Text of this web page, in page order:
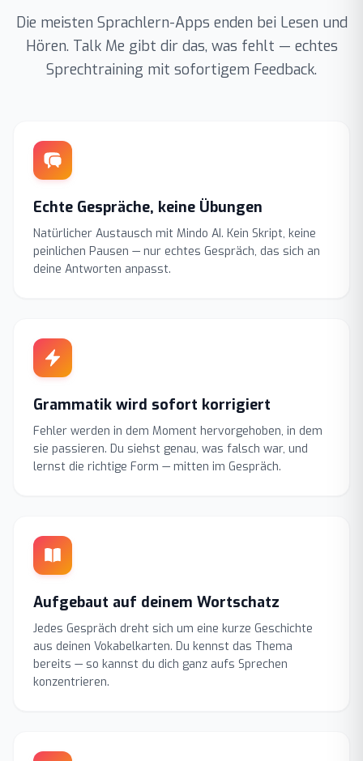
Die meisten Sprachlern-Apps enden bei Lesen und
Hören. Talk Me gibt dir das, was fehlt — echtes
Sprechtraining mit sofortigem Feedback.
Echte Gespräche, keine Übungen
Natürlicher Austausch mit Mindo AI. Kein Skript, keine
peinlichen Pausen — nur echtes Gespräch, das sich an
deine Antworten anpasst.
Grammatik wird sofort korrigiert
Fehler werden in dem Moment hervorgehoben, in dem
sie passieren. Du siehst genau, was falsch war, und
lernst die richtige Form — mitten im Gespräch.
Aufgebaut auf deinem Wortschatz
Jedes Gespräch dreht sich um eine kurze Geschichte
aus deinen Vokabelkarten. Du kennst das Thema
bereits — so kannst du dich ganz aufs Sprechen
konzentrieren.